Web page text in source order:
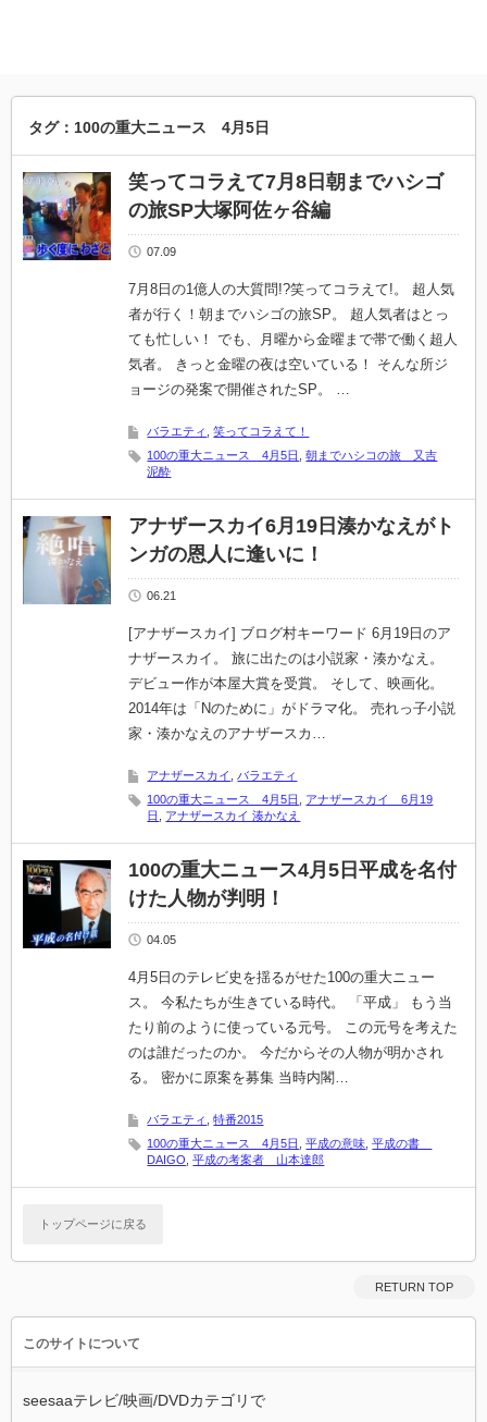
タグ：100の重大ニュース 4月5日
笑ってコラえて7月8日朝までハシゴ
の旅SP大塚阿佐ヶ谷編
07.09
7月8日の1億人の大質問!?笑ってコラえて!。 超人気
者が行く！朝までハシゴの旅SP。 超人気者はとっ
ても忙しい！ でも、月曜から金曜まで帯で働く超人
気者。 きっと金曜の夜は空いている！ そんな所ジ
ョージの発案で開催されたSP。 …
バラエティ ,笑ってコラえて！
100の重大ニュース 4月5日
,朝までハシコの旅 又吉
泥酔
アナザースカイ6月19日湊かなえがト
ンガの恩人に逢いに！
06.21
[アナザースカイ] ブログ村キーワード 6月19日のア
ナザースカイ。 旅に出たのは小説家・湊かなえ。
デビュー作が本屋大賞を受賞。 そして、映画化。
2014年は「Nのために」がドラマ化。 売れっ子小説
家・湊かなえのアナザースカ…
アナザースカイ
バラエティ
100の重大ニュース 4月5日
アナザースカイ 6月19
日
アナザースカイ 湊かなえ
100の重大ニュース4月5日平成を名付
けた人物が判明！
04.05
4月5日のテレビ史を揺るがせた100の重大ニュー
ス。 今私たちが生きている時代。 「平成」 もう当
たり前のように使っている元号。 この元号を考えた
のは誰だったのか。 今だからその人物が明かされ
る。 密かに原案を募集 当時内閣…
バラエティ ,特番2015
100の重大ニュース 4月5日
,平成の意味 ,平成の書
DAIGO ,平成の考案者 山本達郎
トップページに戻る
RETURN TOP
このサイトについて
seesaaテレビ/映画/DVDカテゴリで